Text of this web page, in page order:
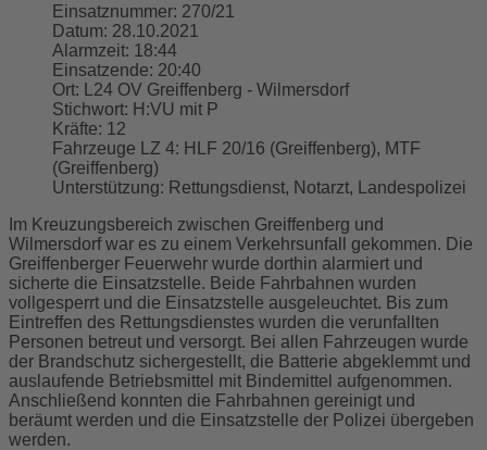
Einsatznummer: 270/21
Datum: 28.10.2021
Alarmzeit: 18:44
Einsatzende: 20:40
Ort:
L24 OV Greiffenberg - Wilmersdorf
Stichwort: H:VU mit P
Kräfte: 12
Fahrzeuge LZ 4: HLF 20/16 (Greiffenberg), MTF
(Greiffenberg)
Unterstützung: Rettungsdienst, Notarzt, Landespolizei
Im Kreuzungsbereich zwischen Greiffenberg und
Wilmersdorf war es zu einem Verkehrsunfall gekommen. Die
Greiffenberger Feuerwehr wurde dorthin alarmiert und
sicherte die Einsatzstelle. Beide Fahrbahnen wurden
vollgesperrt und die Einsatzstelle ausgeleuchtet. Bis zum
Eintreffen des Rettungsdienstes wurden die verunfallten
Personen betreut und versorgt. Bei allen Fahrzeugen wurde
der Brandschutz sichergestellt, die Batterie abgeklemmt und
auslaufende Betriebsmittel mit Bindemittel aufgenommen.
Anschließend konnten die Fahrbahnen gereinigt und
beräumt werden und die Einsatzstelle der Polizei übergeben
werden.